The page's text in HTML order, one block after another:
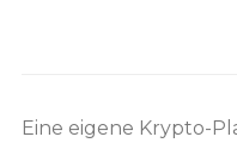
Eine eigene Krypto-